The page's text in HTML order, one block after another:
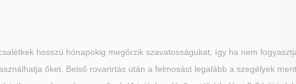
hosszú hónapokig megőrzik szavatosságukat, így ha nem
őket. Belső rovarirtás után a felmosást legalább a szegélyek